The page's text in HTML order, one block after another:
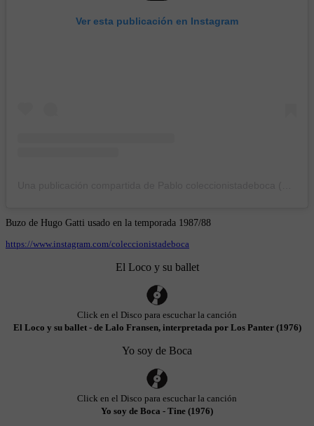
Ver esta publicación en Instagram
Buzo de Hugo Gatti usado en la temporada 1987/88
https://www.instagram.com/coleccionistadeboca
El Loco y su ballet
Click en el Disco para escuchar la canción
El Loco y su ballet - de Lalo Fransen, interpretada por Los Panter (1976)
Yo soy de Boca
Click en el Disco para escuchar la canción
Yo soy de Boca - Tine (1976)